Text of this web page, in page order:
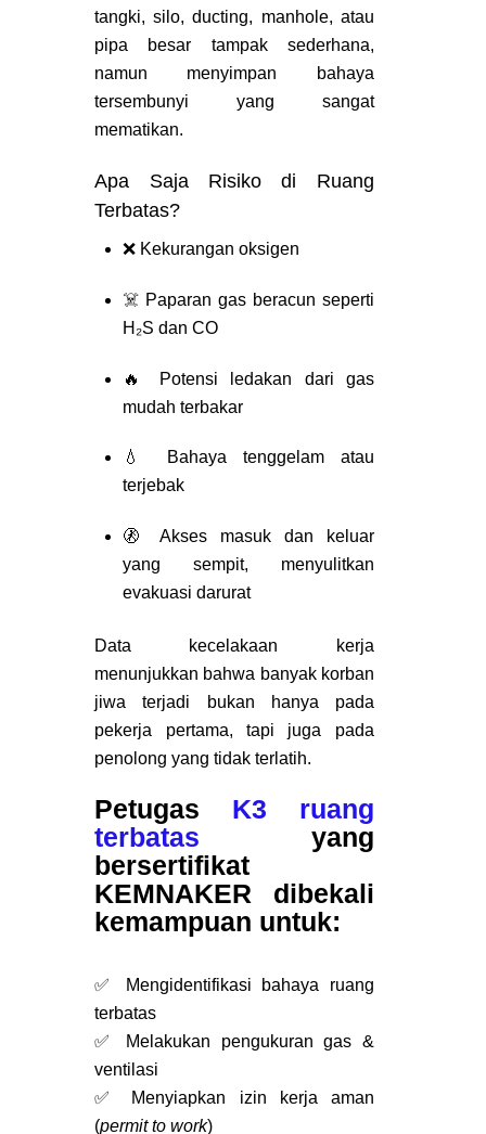
tangki, silo, ducting, manhole, atau
pipa besar tampak sederhana,
namun menyimpan
bahaya
tersembunyi yang sangat
mematikan.
Apa Saja Risiko di Ruang
Terbatas?
❌ Kekurangan oksigen
☠️ Paparan gas beracun seperti
H₂S dan CO
🔥 Potensi ledakan dari gas
mudah terbakar
💧 Bahaya tenggelam atau
terjebak
🚷 Akses masuk dan keluar
yang sempit, menyulitkan
evakuasi darurat
Data kecelakaan kerja
menunjukkan bahwa banyak korban
jiwa terjadi
bukan hanya pada
pekerja pertama, tapi juga pada
penolong yang tidak terlatih.
Petugas K3 ruang
terbatas yang
bersertifikat
KEMNAKER dibekali
kemampuan untuk:
✅ Mengidentifikasi bahaya ruang
terbatas
✅ Melakukan pengukuran gas &
ventilasi
✅ Menyiapkan izin kerja aman
(permit to work)